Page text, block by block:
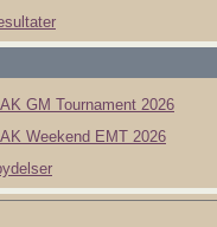
GM Tournament 2026
Weekend EMT 2026